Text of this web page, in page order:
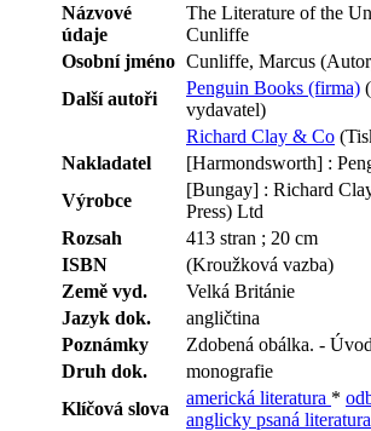
Názvové
údaje
The Literature of the
Cunliffe
Osobní jméno Cunliffe, Marcus
Další autoři
Penguin Books (firma)
vydavatel)
Richard Clay & Co
Nakladatel
[Harmondsworth] :
Výrobce
[Bungay] : Richard
Press) Ltd
Rozsah
413 stran ; 20 cm
ISBN
(Kroužková vazba)
Země vyd.
Velká Británie
Jazyk dok.
angličtina
Poznámky
Zdobená obálka. - Úvod
Druh dok.
monografie
Klíčová slova
americká literatura *
anglicky psaná literatura